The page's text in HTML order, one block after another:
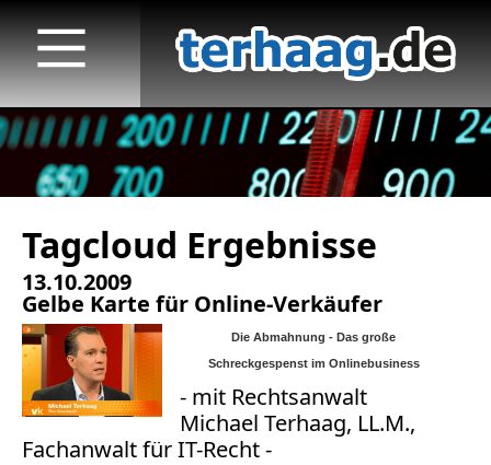
Tagcloud Ergebnisse
13.10.2009
Gelbe Karte für Online-Verkäufer
Die Abmahnung - Das große
Schreckgespenst im Onlinebusiness
- mit Rechtsanwalt
Michael Terhaag, LL.M.,
Fachanwalt für IT-Recht -
Startseite
Veröffentlichungen
TV
Radio
print & online